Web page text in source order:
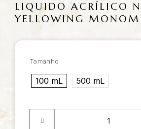
LIQUIDO ACRÍLICO
YELLOWING
Tamanho
100 mL 500 mL